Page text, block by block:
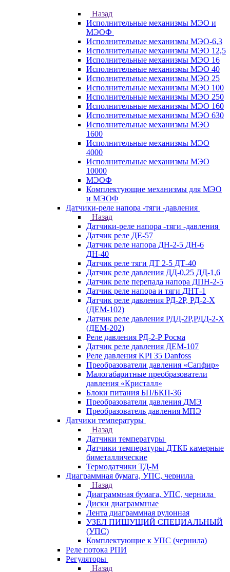
Назад
Исполнительные механизмы МЭО и
МЭОФ
Исполнительные механизмы МЭО-6,3
Исполнительные механизмы МЭО 12,5
Исполнительные механизмы МЭО 16
Исполнительные механизмы МЭО 40
Исполнительные механизмы МЭО 25
Исполнительные механизмы МЭО 100
Исполнительные механизмы МЭО 250
Исполнительные механизмы МЭО 160
Исполнительные механизмы МЭО 630
Исполнительные механизмы МЭО
1600
Исполнительные механизмы МЭО
4000
Исполнительные механизмы МЭО
10000
МЭОФ
Комплектующие механизмы для МЭО
и МЭОФ
Датчики-реле напора -тяги -давления
Назад
Датчики-реле напора -тяги -давления
Датчик реле ДЕ-57
Датчик реле напора ДН-2-5 ДН-6
ДН-40
Датчик реле тяги ДТ 2-5 ДТ-40
Датчик реле давления ДД-0,25 ДД-1,6
Датчик реле перепада напора ДПН-2-5
Датчик реле напора и тяги ДНТ-1
Датчик реле давления РД-2Р, РД-2-Х
(ДЕМ-102)
Датчик реле давления РДД-2Р,РДД-2-Х
(ДЕМ-202)
Реле давления РД-2-Р Росма
Датчик реле давления ДЕМ-107
Реле давления KPI 35 Danfoss
Преобразователи давления «Сапфир»
Малогабаритные преобразователи
давления «Кристалл»
Блоки питания БП/БКП-36
Преобразователи давления ДМЭ
Преобразователь давления МПЭ
Датчики температуры
Назад
Датчики температуры
Датчики температуры ДТКБ камерные
биметаллические
Термодатчики ТД-М
Диаграммная бумага, УПС, чернила
Назад
Диаграммная бумага, УПС, чернила
Диски диаграммные
Лента диаграммная рулонная
УЗЕЛ ПИШУЩИЙ СПЕЦИАЛЬНЫЙ
(УПС)
Комплектующие к УПС (чернила)
Реле потока РПИ
Регуляторы
Назад